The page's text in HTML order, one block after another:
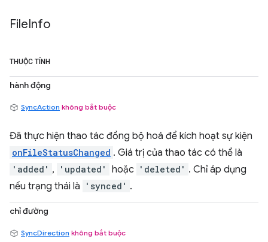
FileInfo
THUỘC TÍNH
hành động
SyncAction không bắt buộc
Đã thực hiện thao tác đồng bộ hoá để kích hoạt sự kiện
onFileStatusChanged . Giá trị của thao tác có thể là
'added' , 'updated' hoặc 'deleted' . Chỉ áp dụng
nếu trạng thái là
'synced' .
chỉ đường
SyncDirection không bắt buộc